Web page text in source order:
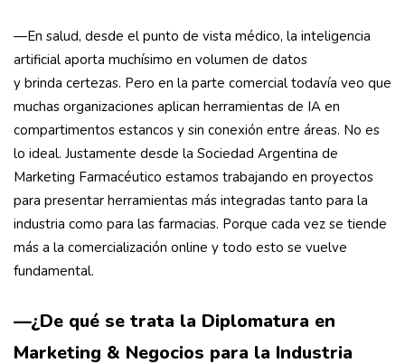
—En salud, desde el punto de vista médico, la inteligencia
artificial aporta muchísimo en volumen de datos
y brinda certezas. Pero en la parte comercial todavía veo que
muchas organizaciones aplican herramientas de IA en
compartimentos estancos y sin conexión entre áreas. No es
lo ideal. Justamente desde la Sociedad Argentina de
Marketing Farmacéutico estamos trabajando en proyectos
para presentar herramientas más integradas tanto para la
industria como para las farmacias. Porque cada vez se tiende
más a la comercialización online y todo esto se vuelve
fundamental.
—¿De qué se trata la Diplomatura en
Marketing & Negocios para la Industria